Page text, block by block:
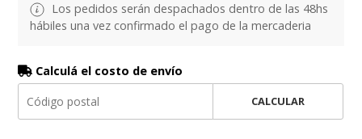
Los pedidos serán despachados dentro de las 48hs
hábiles una vez confirmado el pago de la mercaderia
Calculá el costo de envío
CALCULAR